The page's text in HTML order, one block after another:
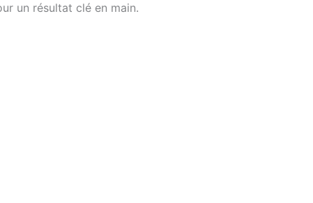
un résultat clé en main.